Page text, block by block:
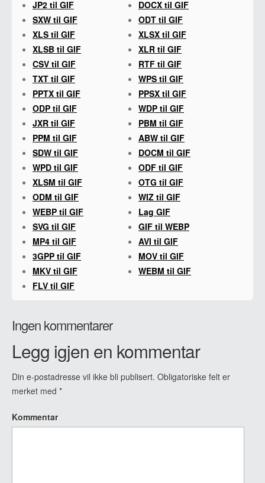
JP2 til GIF
DOCX til GIF
SXW til GIF
ODT til GIF
XLS til GIF
XLSX til GIF
XLSB til GIF
XLR til GIF
CSV til GIF
RTF til GIF
TXT til GIF
WPS til GIF
PPTX til GIF
PPSX til GIF
ODP til GIF
WDP til GIF
JXR til GIF
PBM til GIF
PPM til GIF
ABW til GIF
SDW til GIF
DOCM til GIF
WPD til GIF
ODF til GIF
XLSM til GIF
OTG til GIF
ODM til GIF
WIZ til GIF
WEBP til GIF
Lag GIF
SVG til GIF
GIF til WEBP
MP4 til GIF
AVI til GIF
3GPP til GIF
MOV til GIF
MKV til GIF
WEBM til GIF
FLV til GIF
Ingen kommentarer
Legg igjen en kommentar
Din e-postadresse vil ikke bli publisert. Obligatoriske felt er
merket med *
Kommentar